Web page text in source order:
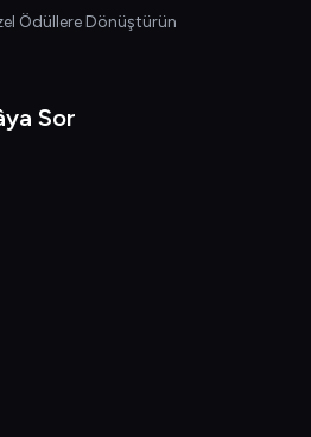
Ödüllere Dönüştürün
Sor